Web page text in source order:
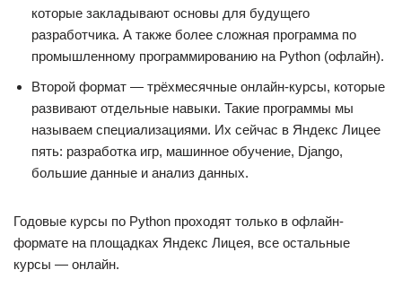
которые закладывают основы для будущего
разработчика. А также более сложная программа по
промышленному программированию на Python (офлайн).
Второй формат — трёхмесячные онлайн-курсы, которые
развивают отдельные навыки. Такие программы мы
называем специализациями. Их сейчас в Яндекс Лицее
пять: разработка игр, машинное обучение, Django,
большие данные и анализ данных.
Годовые курсы по Python проходят только в офлайн-
формате на площадках Яндекс Лицея, все остальные
курсы — онлайн.